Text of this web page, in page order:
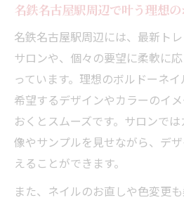
名鉄名古屋駅周辺で叶う理想
名鉄名古屋駅周辺には、最新ト
サロンや、個々の要望に柔軟に
っています。理想のボルドーネイ
希望するデザインやカラーのイ
おくとスムーズです。サロンで
像やサンプルを見せながら、デ
えることができます。
また、ネイルのお直しや色変更